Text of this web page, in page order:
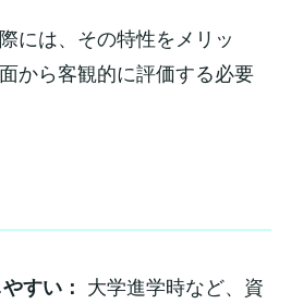
には、その特性をメリッ
から客観的に評価する必要
すい：
大学進学時など、資